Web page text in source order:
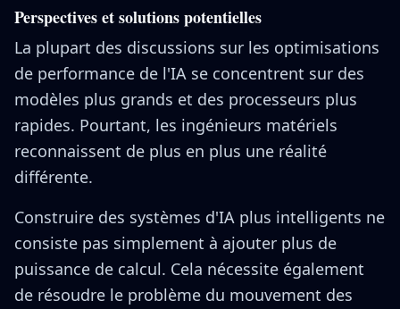
Perspectives et solutions potentielles
La plupart des discussions sur les optimisations
de performance de l'IA se concentrent sur des
modèles plus grands et des processeurs plus
rapides. Pourtant, les ingénieurs matériels
reconnaissent de plus en plus une réalité
différente.
Construire des systèmes d'IA plus intelligents ne
consiste pas simplement à ajouter plus de
puissance de calcul. Cela nécessite également
de résoudre le problème du mouvement des